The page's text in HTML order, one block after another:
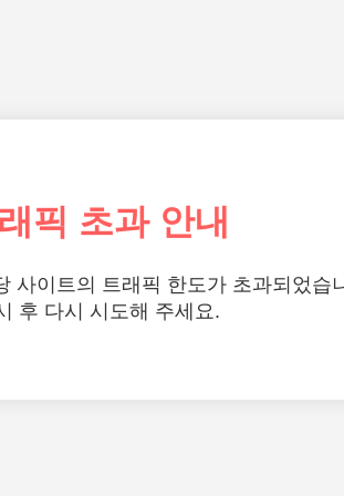
픽 초과 안내
사이트의 트래픽 한도가 초과되었습
후 다시 시도해 주세요.